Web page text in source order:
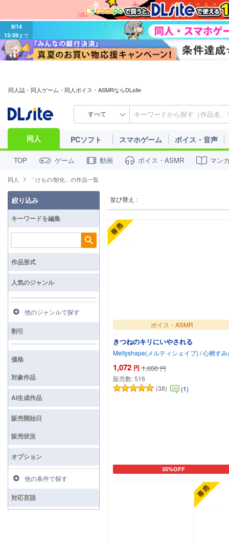
9/14
13:59まで
同人誌・同人ゲーム・同人ボイス・ASMRならDLsite
すべて
同人 PCソフト スマホゲーム ボイス・音声
TOP ゲーム 動画 ボイス・ASMR マン
同人 「けもの/獣化」の作品一覧
並び替え :
ボイス・ASMR
きつねのキリにいやされる
Meltyshape(メルティシェイプ) /心栖すみ
1,072 円 1,650 円
販売数:516
(38)
(1)
35%OFF
カートに追加
絞り込み
キーワードを編集
検索
作品形式
人気のジャンル
他のジャンルで探す
割引
価格
対象作品
AI生成作品
販売開始日
販売状況
オプション
他の条件で探す
対応言語